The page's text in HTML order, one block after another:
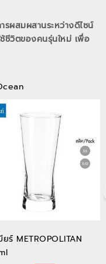
ผสมผสานระหว่างดีไซน์
ชีวิตของคนรุ่นใหม่ เพื่อ
ยร์ METROPOLITAN